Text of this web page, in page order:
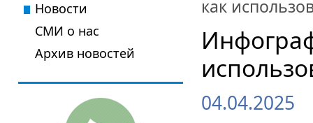
как
04.04.2025
Новости
СМИ о нас
Архив новостей